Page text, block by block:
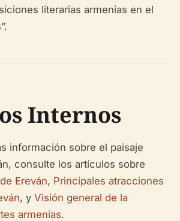
literarias armenias en el
Internos
información sobre el paisaje
consulte los artículos sobre
Ereván, Principales atracciones
, y Visión general de la
armenias.